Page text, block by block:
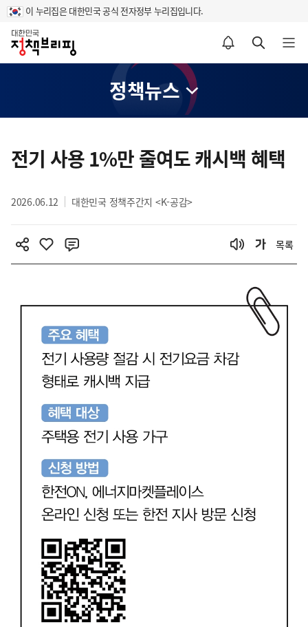
이 누리집은 대한민국 공식 전자정부 누리집입니다.
홈
알림설정 바로가기 검색 바로가기 메뉴 열기
정책뉴스
텐
츠
역
전기 사용 1%만 줄여도 캐시백 혜택
2026.06.12 대한민국 정책주간지 <K-공감>
목록